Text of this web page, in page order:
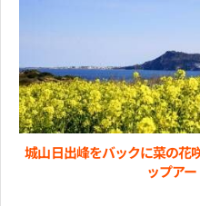
城山日出峰をバックに菜の花
ップアー